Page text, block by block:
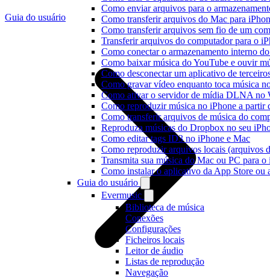
Como enviar arquivos para o
Como transferir arquivos do Mac para
Como transferir arquivos sem fio de um
Transferir arquivos do computador para o
Como conectar o armazenamento interno
Como baixar música do YouTube e ouvir
Como desconectar um aplicativo de
Como gravar vídeo enquanto toca música
Como ativar o servidor de mídia DLNA no
Como reproduzir música no iPhone a
Como transferir arquivos de música do
Reproduza músicas do Dropbox no seu
Como editar tags ID3 no iPhone e Mac
Como reproduzir arquivos locais (arquivos
Transmita sua música do Mac ou PC para
Como instalar o aplicativo da App Store
Guia do usuário
Evermusic
Biblioteca de música
Conexões
Configurações
Ficheiros locais
Leitor de áudio
Listas de reprodução
Navegação
Guia do usuário